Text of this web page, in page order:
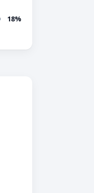
18%